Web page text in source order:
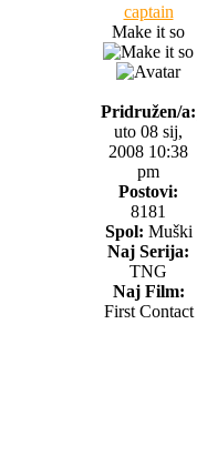
captain
Make it so
Pridružen/a:
uto 08 sij,
2008 10:38
pm
Postovi:
8181
Spol: Muški
Naj Serija:
TNG
Naj Film:
First Contact